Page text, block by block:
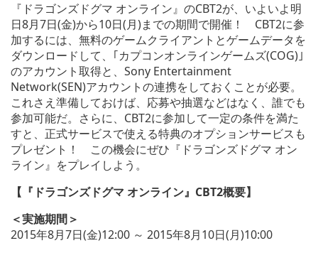
『ドラゴンズドグマ オンライン』のCBT2が、いよいよ明
日8月7日(金)から10日(月)までの期間で開催！ CBT2に参
加するには、無料のゲームクライアントとゲームデータを
ダウンロードして、｢カプコンオンラインゲームズ(COG)｣
のアカウント取得と、Sony Entertainment
Network(SEN)アカウントの連携をしておくことが必要。
これさえ準備しておけば、応募や抽選などはなく、誰でも
参加可能だ。さらに、CBT2に参加して一定の条件を満た
すと、正式サービスで使える特典のオプションサービスも
プレゼント！ この機会にぜひ『ドラゴンズドグマ オン
ライン』をプレイしよう。
【『ドラゴンズドグマ オンライン』CBT2概要】
＜実施期間＞
2015年8月7日(金)12:00 ～ 2015年8月10日(月)10:00